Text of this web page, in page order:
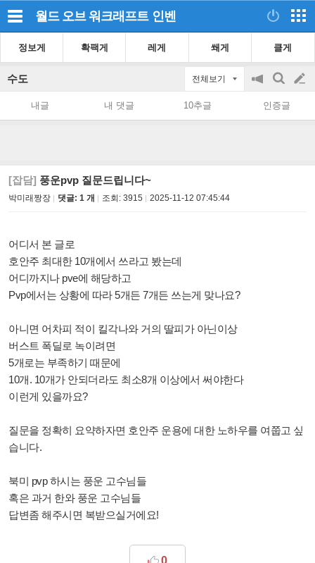
월드 오브 워크래프트 인벤
정보게 확팩게 레게 쐐게 클게
수도 전체보기
공
on/off
검
색
글
쓰
내글 내 댓글 10추글 인증글
[잡담] 풍운pvp 질문드립니다~
박미래짱장 댓글: 1 개 조회: 3915 2025-11-12 07:45:44
어디서 본 글로
호안주 최대한 10개에서 쓰라고 봤는데
어디까지나 pve에 해당하고
Pvp에서는 상황에 따라 5개든 7개든 쓰는게 맞나요?
아니면 어차피 적이 킬각나와 거의 딸피가 아닌이상
버스트 폭딜로 녹이려면
5개로는 부족하기 때문에
10개. 10개가 안되더라도 최소8개 이상에서 써야한다
이런게 있을까요?
질문을 정확히 요약하자면 호안주 운용에 대한 노하우를 여쭙고 싶
습니다.
북미 pvp 하시는 풍운 고수님들
혹은 과거 한와 풍운 고수님들
답변좀 해주시면 복받으실거에요!
0